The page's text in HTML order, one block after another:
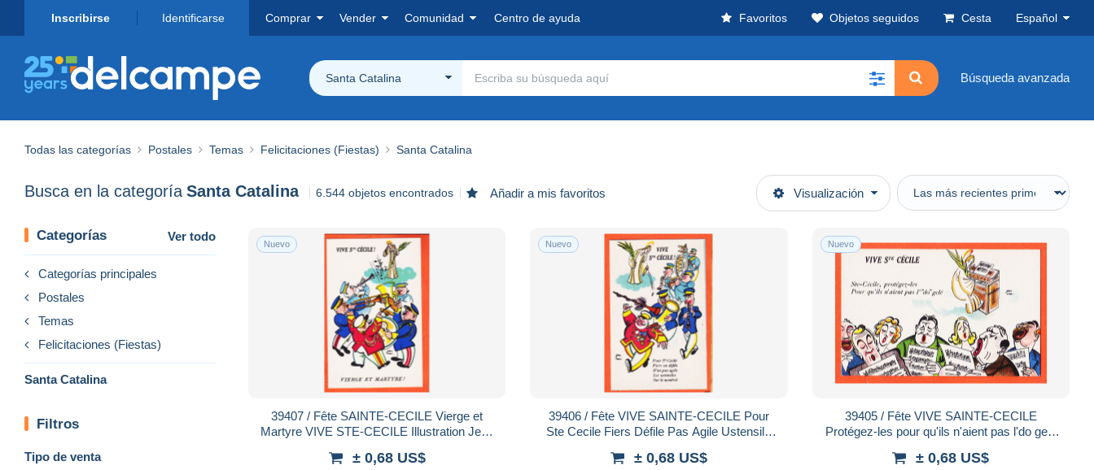
Inscribirse Identificarse Comprar Vender Comunidad Centro de ayuda Favoritos Objetos seguidos Cesta Español
Santa Catalina Búsqueda avanzada
Todas las categorías Postales Temas Felicitaciones (Fiestas) Santa Catalina
Busca en la categoría Santa Catalina 6.544 objetos encontrados Añadir a mis favoritos Visualización
Categorías Ver todo
Categorías principales
Postales
Temas
Felicitaciones (Fiestas)
Santa Catalina
Filtros
Tipo de venta
Nuevo
39407 / Fête SAINTE-CECILE Vierge et
Martyre VIVE STE-CECILE Illustration Jean
± 0,68 US$
Nuevo
39406 / Fête VIVE SAINTE-CECILE Pour
Ste Cecile Fiers Défile Pas Agile Ustensile
209
± 0,68 US$
Nuevo
39405 / Fête VIVE SAINTE-CECILE
Protégez-les pour qu'ils n'aient pas l'do gelé
219
± 0,68 US$